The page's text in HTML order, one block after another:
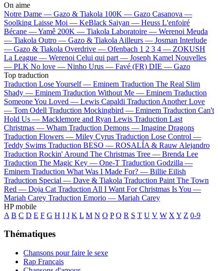
On aime
Notre Dame — Gazo & Tiakola 100K — Gazo Casanova —
Soolking Laisse Moi — KeBlack Saiyan — Heuss L'enfoiré
Bécane —Yamê 200K — Tiakola Laboratoire — Werenoi Meuda
— Tiakola Outro — Gazo & Tiakola Ailleurs — Josman Interlude
— Gazo & Tiakola Overdrive — Ofenbach 1 2 3 4 — ZOKUSH
La League — Werenoi Celui qui part — Joseph Kamel Nouvelles
— PLK No love — Ninho Urus — Favé (FR) DIE — Gazo
Top traduction
Traduction Lose Yourself — Eminem Traduction The Real Slim
Shady — Eminem Traduction Without Me — Eminem Traduction
Someone You Loved — Lewis Capaldi Traduction Another Love
— Tom Odell Traduction Mockingbird — Eminem Traduction Can't
Hold Us — Macklemore and Ryan Lewis Traduction Last
Christmas — Wham Traduction Demons — Imagine Dragons
Traduction Flowers — Miley Cyrus Traduction Lose Control —
Teddy Swims Traduction BESO — ROSALÍA & Rauw Alejandro
Traduction Rockin' Around The Christmas Tree — Brenda Lee
Traduction The Magic Key — One-T Traduction Godzilla —
Eminem Traduction What Was I Made For? — Billie Eilish
Traduction Special — Dave & Tiakola Traduction Paint The Town
Red — Doja Cat Traduction All I Want For Christmas Is You —
Mariah Carey Traduction Emorio — Mariah Carey
HP mobile
A B C D E F G H I J K L M N O P Q R S T U V W X Y Z 0-9
Thématiques
Chansons pour faire le sexe
Rap Français